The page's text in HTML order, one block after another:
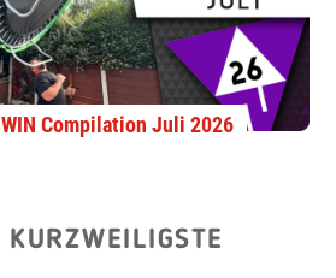
WIN Compilation Juli 2026
KURZWEILIGSTE